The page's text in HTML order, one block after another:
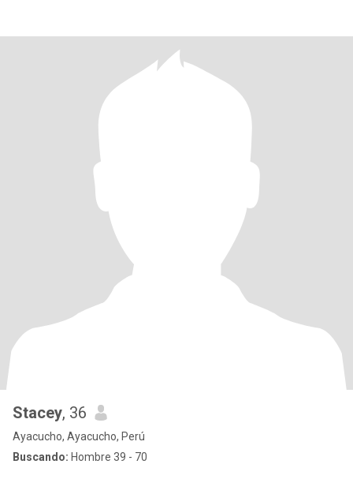
Stacey, 36
Ayacucho, Ayacucho, Perú
Buscando: Hombre 39 - 70